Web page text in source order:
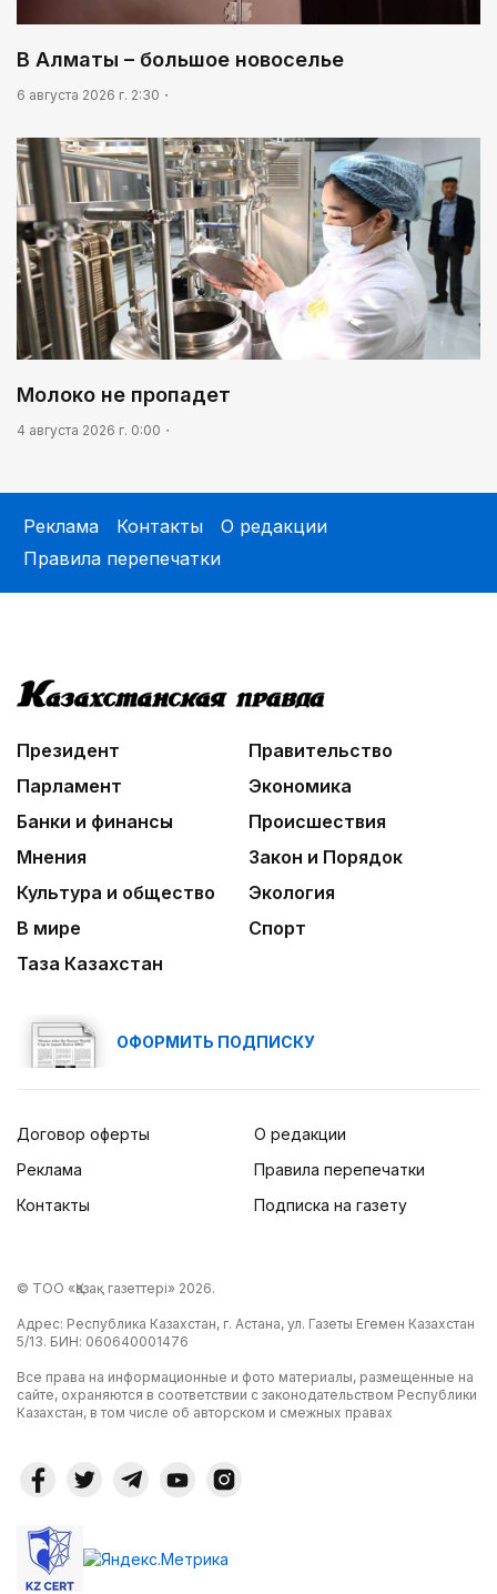
В Алматы – большое новоселье
6 августа 2026 г. 2:30
Молоко не пропадет
4 августа 2026 г. 0:00
Реклама Контакты
О редакции
Правила перепечатки
Президент
Правительство
Парламент
Экономика
Банки и финансы
Происшествия
Мнения
Закон и Порядок
Культура и общество
Экология
В мире
Спорт
Таза Казахстан
ОФОРМИТЬ ПОДПИСКУ
Договор оферты
Реклама
Контакты
О редакции
Правила перепечатки
Подписка на газету
© ТОО «Қазақ газеттері» 2026.
Адрес: Республика Казахстан, г. Астана, ул. Газеты Егемен Казахстан
5/13. БИН: 060640001476
Все права на информационные и фото материалы, размещенные на
сайте, охраняются в соответствии с законодательством Республики
Казахстан, в том числе об авторском и смежных правах